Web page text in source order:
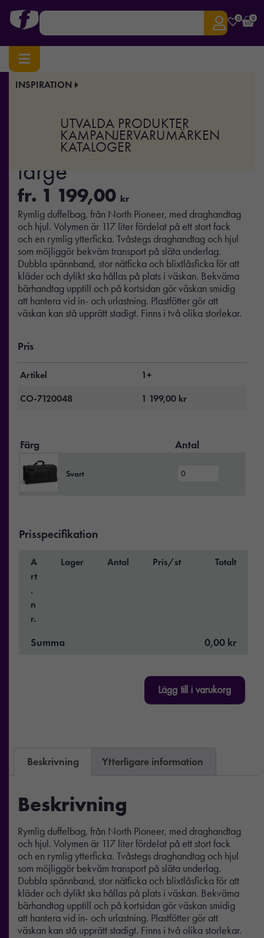
0 0
INSPIRATION
UTVALDA PRODUKTER
KAMPANJERVARUMÄRKEN
KATALOGER
Hem/Väskor & Researtiklar
Flight Wheled bag
large
fr. 1 199,00 kr
Rymlig duffelbag, från North Pioneer, med draghandtag
och hjul. Volymen är 117 liter fördelat på ett stort fack
och en rymlig ytterficka. Tvåstegs draghandtag och hjul
som möjliggör bekväm transport på släta underlag.
Dubbla spännband, stor nätficka och blixtlåsficka för att
kläder och dylikt ska hållas på plats i väskan. Bekväma
bärhandtag upptill och på kortsidan gör väskan smidig
att hantera vid in- och urlastning. Plastfötter gör att
väskan kan stå upprätt stadigt. Finns i två olika storlekar.
Pris
Artikel
1+
CO-7120048
1 199,00 kr
Färg Antal
Svart
Prisspecifikation
A
rt
.
n
r.
Lager Antal Pris/st Totalt
Summa 0,00 kr
Lägg till i varukorg
Beskrivning Ytterligare information
Beskrivning
Rymlig duffelbag, från North Pioneer, med draghandtag
och hjul. Volymen är 117 liter fördelat på ett stort fack
och en rymlig ytterficka. Tvåstegs draghandtag och hjul
som möjliggör bekväm transport på släta underlag.
Dubbla spännband, stor nätficka och blixtlåsficka för att
kläder och dylikt ska hållas på plats i väskan. Bekväma
bärhandtag upptill och på kortsidan gör väskan smidig
att hantera vid in- och urlastning. Plastfötter gör att
väskan kan stå upprätt stadigt. Finns i två olika storlekar.